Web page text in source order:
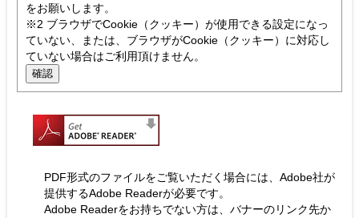
をお願いします。
※2 ブラウザでCookie（クッキー）が使用できる設定になっ
ていない、または、ブラウザがCookie（クッキー）に対応し
ていない場合はご利用頂けません。
PDF形式のファイルをご覧いただく場合には、Adobe社が
提供するAdobe Readerが必要です。
Adobe Readerをお持ちでない方は、バナーのリンク先か